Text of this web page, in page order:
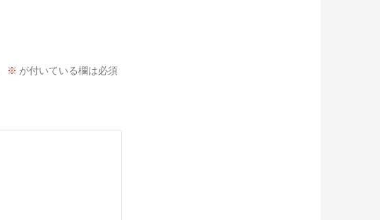
※ が付いている欄は必須